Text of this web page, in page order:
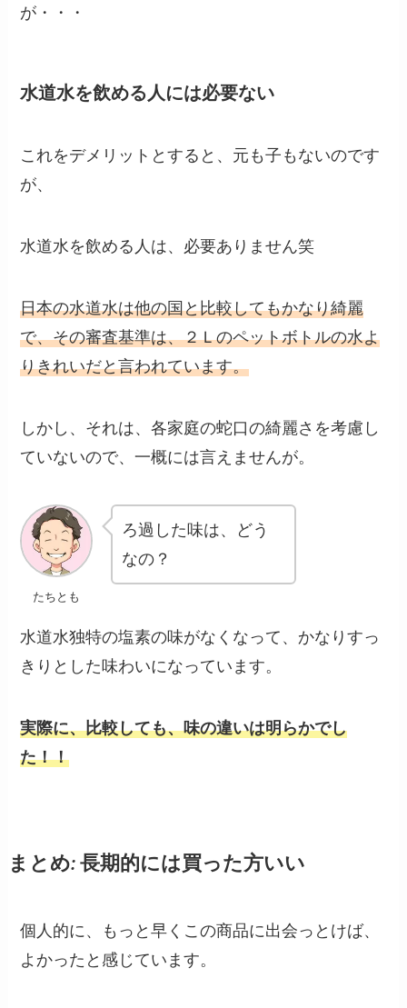
が・・・
水道水を飲める人には必要ない
これをデメリットとすると、元も子もないのです
が、
水道水を飲める人は、必要ありません笑
日本の水道水は他の国と比較してもかなり綺麗
で、その審査基準は、２Ｌのペットボトルの水よ
りきれいだと言われています。
しかし、それは、各家庭の蛇口の綺麗さ を考慮し
ていないので、一概には言えませんが。
たちとも
ろ過した味は、どう
なの？
水道水独特の塩素の味がなくなって、かなりすっ
きりとした味わいになっています。
実際に、比較しても、味の違いは明らかでし
た！！
まとめ: 長期的には買った方いい
個人的に、もっと早くこの商品に出会っとけば、
よかったと感じています。